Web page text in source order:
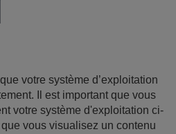
votre système d’exploitation
Il est important que vous
votre système d'exploitation ci-
vous visualisez un contenu